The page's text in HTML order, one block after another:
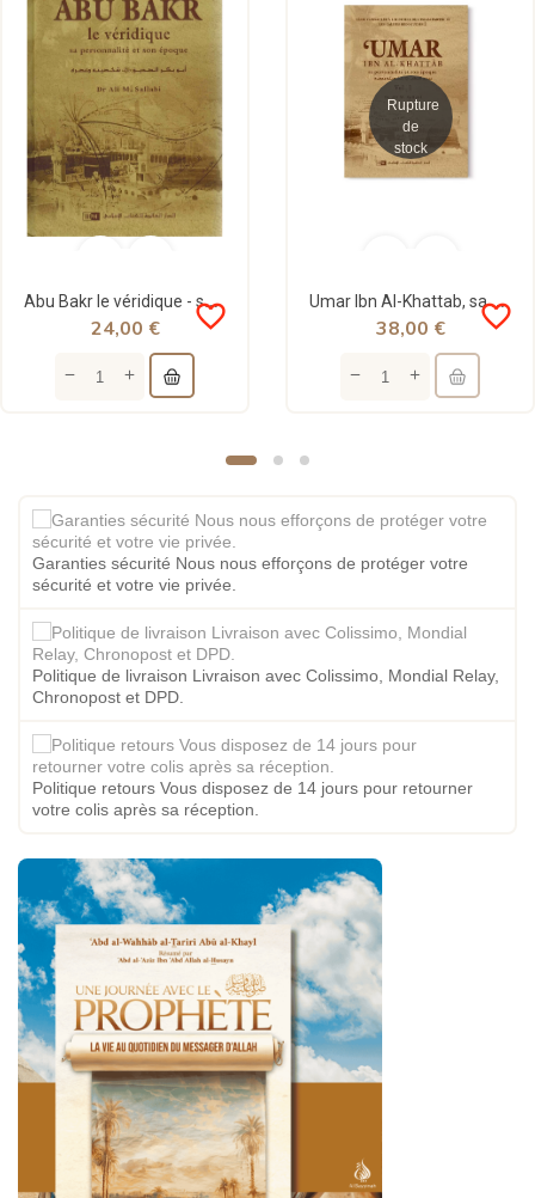
Abu Bakr le véridique - sa personnalité et son époque - Les califes bien guidés - volume 1 - Ali...
favorite_border
24,00 €
Rupture
de
stock
Umar Ibn Al-Khattab, sa personnalité et son époque - 2 volumes - les califes bien guidés - IIPH
favorite_border
38,00 €
Garanties sécurité Nous nous efforçons de protéger votre
sécurité et votre vie privée.
Politique de livraison Livraison avec Colissimo, Mondial Relay,
Chronopost et DPD.
Politique retours Vous disposez de 14 jours pour retourner
votre colis après sa réception.